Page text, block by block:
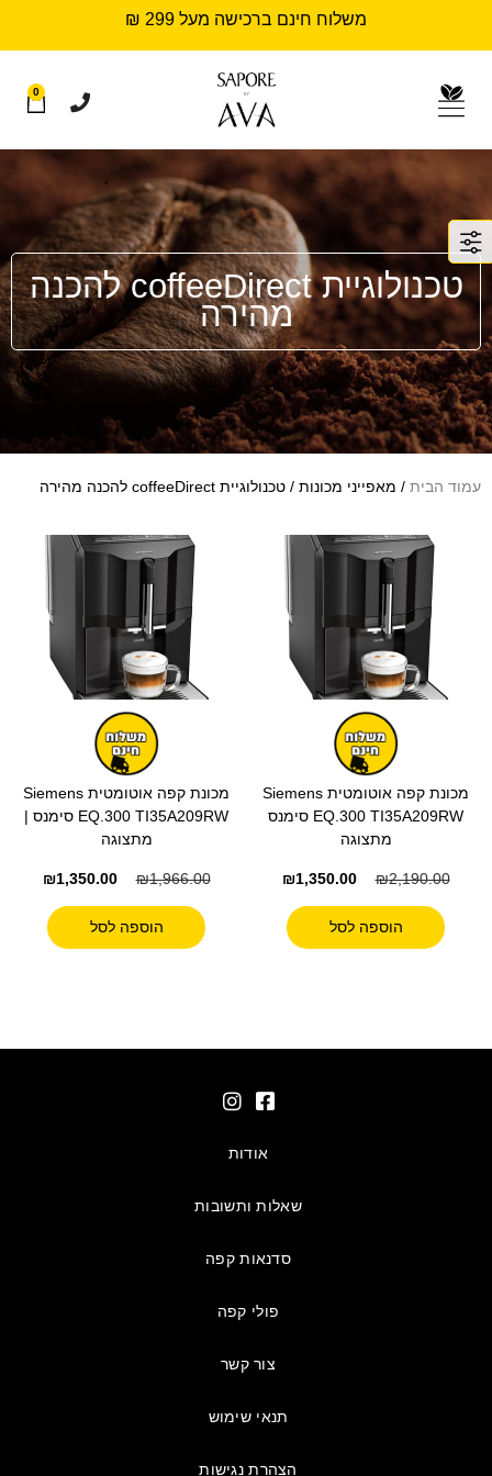
משלוח חינם ברכישה מעל 299 ₪
0
טכנולוגיית coffeeDirect להכנה
מהירה
עמוד הבית / מאפייני מכונות / טכנולוגיית coffeeDirect להכנה מהירה
מכונת קפה אוטומטית Siemens
EQ.300 TI35A209RW סימנס
מתצוגה
₪2,190.00
₪1,350.00
הוספה לסל
מכונת קפה אוטומטית Siemens
EQ.300 TI35A209RW סימנס |
מתצוגה
₪1,966.00
₪1,350.00
הוספה לסל
אודות
שאלות ותשובות
סדנאות קפה
פולי קפה
צור קשר
תנאי שימוש
הצהרת נגישות